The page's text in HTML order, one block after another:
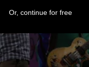
Or, continue for free